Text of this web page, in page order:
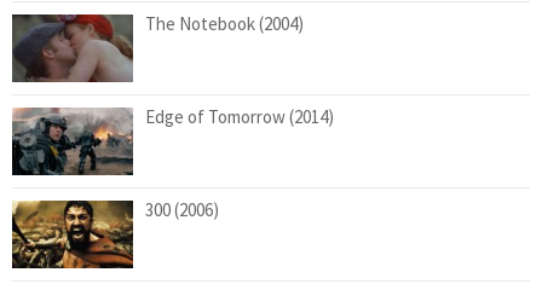
The Notebook (2004)
Edge of Tomorrow (2014)
300 (2006)